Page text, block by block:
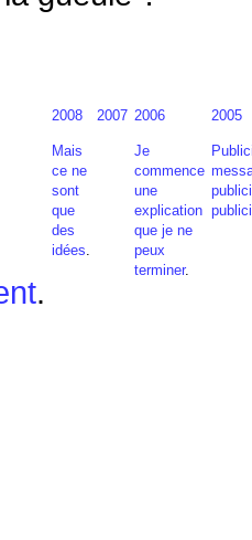
2008 2007 2006 2005
.
Mais
ce ne
sont
que
des
idées.
Je
commence
une
explication
que je ne
peux
terminer.